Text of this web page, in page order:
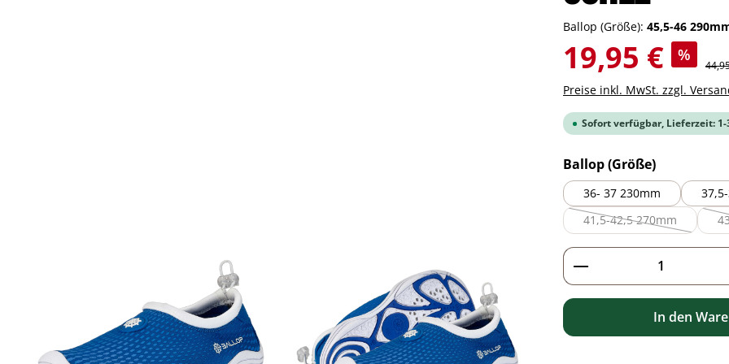
Ballop (Größe): 45,5-46
Verkaufspreis:
19,95 € %
Preise inkl. MwSt. zzgl.
Sofort verfügbar, Lieferzeit: 1-
Ballop (Größe)auswählen
36- 37 230mm
41,5-42,5 270mm
(Diese Option ist
Produkt Anzahl:
In den